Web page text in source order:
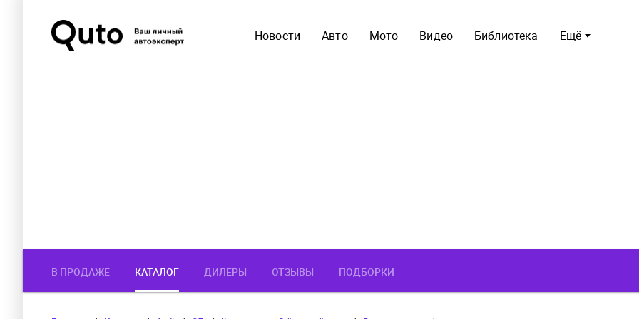
Ещё
Новости Авто Мото Видео Библиотека
В ПРОДАЖЕ КАТАЛОГ ДИЛЕРЫ ОТЗЫВЫ ПОДБОРКИ